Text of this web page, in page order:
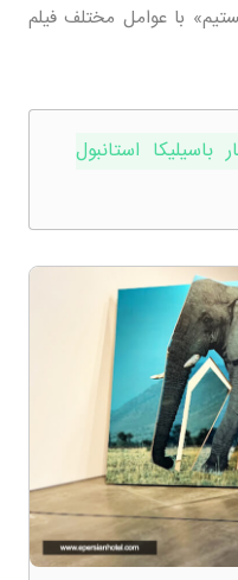
با عوامل مختلف فیلم
باسیلیکا استانبول